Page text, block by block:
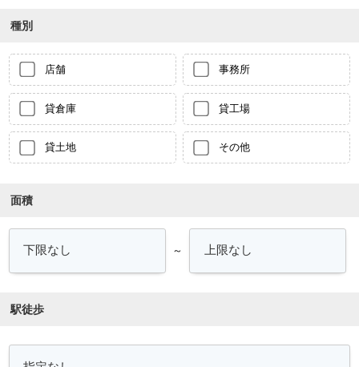
種別
店舗 事務所
貸倉庫 貸工場
貸土地 その他
面積
～
駅徒歩